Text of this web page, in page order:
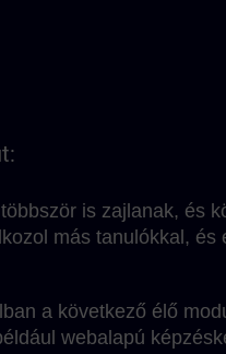
is zajlanak, és
más tanulókkal, és
a következő élő
webalapú